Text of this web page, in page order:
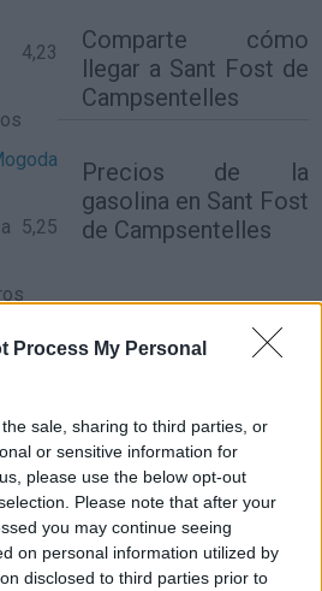
Process My Personal
sale, sharing to third parties, or
or sensitive information for
please use the below opt-out
Please note that after your
you may continue seeing
on personal information utilized by
disclosed to third parties prior to
5,25
Comparte cómo
llegar a Sant Fost de
Campsentelles
Precios de la
gasolina en Sant Fost
de Campsentelles